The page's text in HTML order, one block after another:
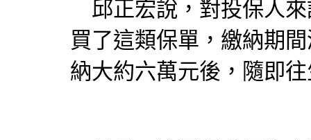
邱正宏說，對投保人
買了這類保單，繳納期
納大約六萬元後，隨即